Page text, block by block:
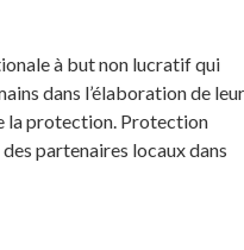
à but non lucratif qui
dans l’élaboration de
la protection. Protection
partenaires locaux dans